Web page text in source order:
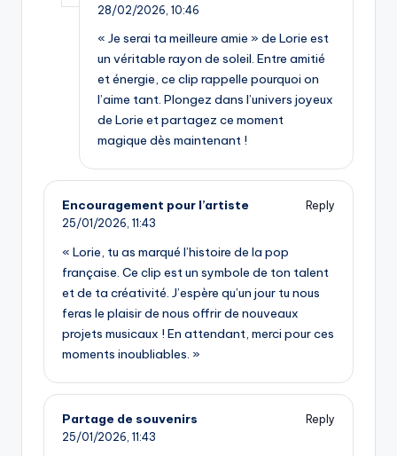
28/02/2026, 10:46
« Je serai ta meilleure amie » de Lorie est
un véritable rayon de soleil. Entre amitié
et énergie, ce clip rappelle pourquoi on
l’aime tant. Plongez dans l’univers joyeux
de Lorie et partagez ce moment
magique dès maintenant !
Encouragement pour l’artiste
Reply
25/01/2026, 11:43
« Lorie, tu as marqué l’histoire de la pop
française. Ce clip est un symbole de ton talent
et de ta créativité. J’espère qu’un jour tu nous
feras le plaisir de nous offrir de nouveaux
projets musicaux ! En attendant, merci pour ces
moments inoubliables. »
Partage de souvenirs
Reply
25/01/2026, 11:43